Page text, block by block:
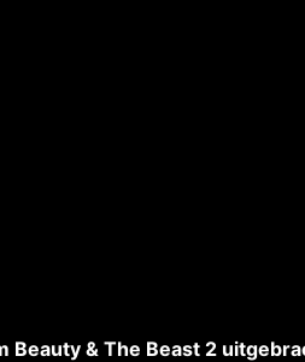
Beauty & The Beast 2